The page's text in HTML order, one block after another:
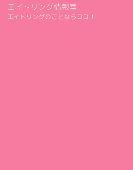
エイトリング情報室
エイトリングのことならココ！